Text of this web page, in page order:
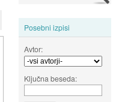
Posebni izpisi
Avtor:
Ključna beseda: